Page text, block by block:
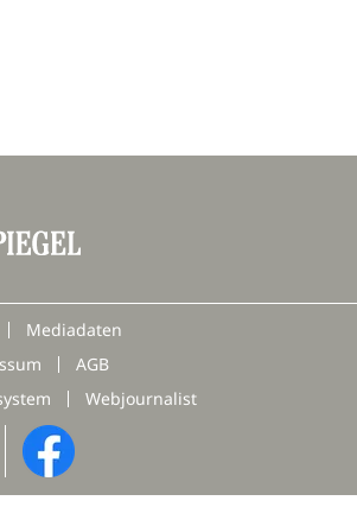
Mediadaten
AGB
Webjournalist